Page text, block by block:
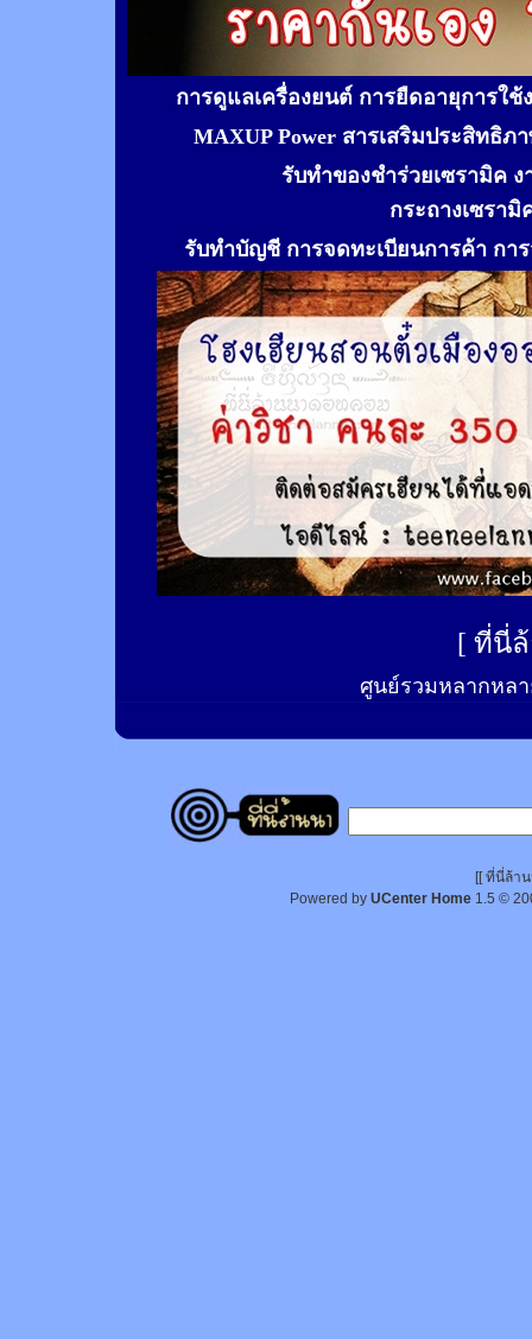
การดูแลเครื่องยนต์ การยืดอายุการใ
MAXUP Power สารเสริมประสิทธิ
รับทำของชำร่วยเซรามิค
กระถางเซรา
รับทำบัญชี การจดทะเบียนการค้า กา
[ ที่นี่
ศูนย์รวมหลากหลา
[[ ที่นี่ล้า
Powered by UCenter Home 1.5 ©